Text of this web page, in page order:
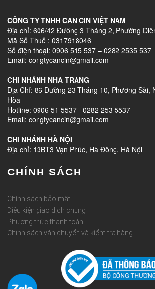
CÔNG TY TNHH CAN CIN VIỆT NAM
Địa chỉ: 606/42 Đường 3 Tháng 2, Phường
Mã Số Thuế : 0317918046
Số điện thoại: 0906 515 537 – 0282 2535 537
Email: congtycancin@gmail.com
CHI NHÁNH NHA TRANG
Địa Chỉ: 86 Đường 23 Tháng 10, Phương Sài,
Hòa
Hotline: 0906 51 5537 - 0282 253 5537
Email: congtycancin@gmail.com
CHI NHÁNH HÀ NỘI
Địa chỉ: 13BT3 Vạn Phúc, Hà Đông, Hà Nội
CHÍNH SÁCH
Chính sách bảo mật
Điều kiện giao dịch chung
Phương thức thanh toán
Chỉnh sách vận chuyển và kiểm tra hàng